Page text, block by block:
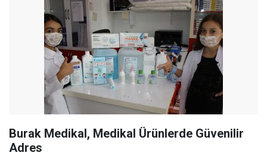
Burak Medikal, Medikal Ürünlerde Güvenilir
Adres